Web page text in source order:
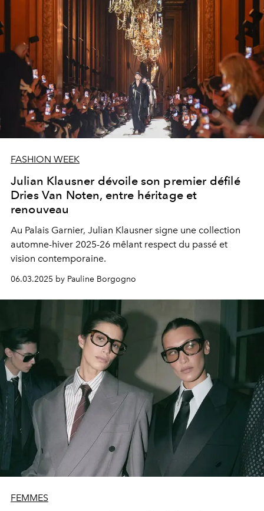
FASHION WEEK
Julian Klausner dévoile son premier défilé
Dries Van Noten, entre héritage et
renouveau
Au Palais Garnier, Julian Klausner signe une collection
automne-hiver 2025-26 mêlant respect du passé et
vision contemporaine.
06.03.2025 by Pauline Borgogno
FEMMES